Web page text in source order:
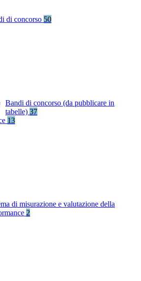
di concorso 50
Bandi di concorso (da pubblicare in
tabelle) 37
13
di misurazione e valutazione della
2